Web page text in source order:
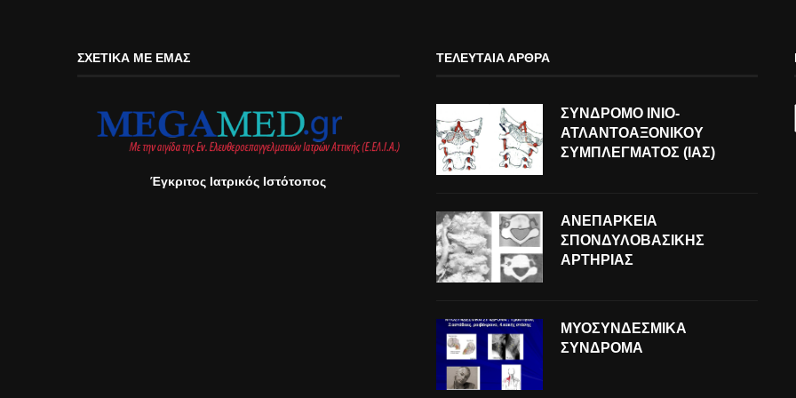
ΣΧΕΤΙΚΆ ΜΕ ΕΜΆΣ
Έγκριτος Ιατρικός Ιστότοπος
ΤΕΛΕΥΤΑΊΑ ΆΡΘΡΑ
ΣΥΝΔΡΟΜΟ ΙΝΙΟ-
ΑΤΛΑΝΤΟΑΞΟΝΙΚΟΥ
ΣΥΜΠΛΕΓΜΑΤΟΣ (ΙΑΣ)
ΑΝΕΠΑΡΚΕΙΑ
ΣΠΟΝΔΥΛΟΒΑΣΙΚΗΣ
ΑΡΤΗΡΙΑΣ
ΜΥΟΣΥΝΔΕΣΜΙΚΑ
ΣΥΝΔΡΟΜΑ